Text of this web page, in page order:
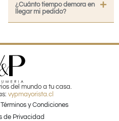
¿Cuánto tiempo demora en
llegar mi pedido?
del mundo a tu casa.
vypmayorista.cl
y Condiciones
de Privacidad